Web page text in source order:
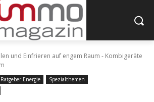
und Einfrieren auf engem Raum - Kombigeräte
Ratgeber Energie
Spezialthemen